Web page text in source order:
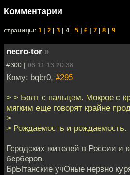
Комментарии
cтраницы: 1 2 3 | 4 | 5 6 7 8 9
necro-tor »
#300 | 06.11.13 20:38
Кому: bqbr0, #295
> > Болт с пальцем. Мокрое с
мягким еще говорят крайне
>
> Рождаемость и рождаемость.
Городских жителей в России и
берберов.
БрЫтанские учОные нервно